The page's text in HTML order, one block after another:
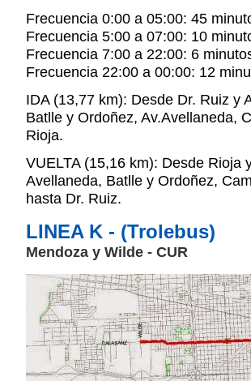
Frecuencia 0:00 a 05:00: 45
Frecuencia 5:00 a 07:00: 10
Frecuencia 7:00 a 22:00: 6
Frecuencia 22:00 a 00:00: 12
IDA (13,77 km): Desde Dr. Ruiz y
Batlle y Ordoñez, Av.Avellaneda,
Rioja.
VUELTA (15,16 km): Desde Rioja
Avellaneda, Batlle y Ordoñez,
hasta Dr. Ruiz.
LINEA K - (Trolebus)
Mendoza y Wilde - CUR